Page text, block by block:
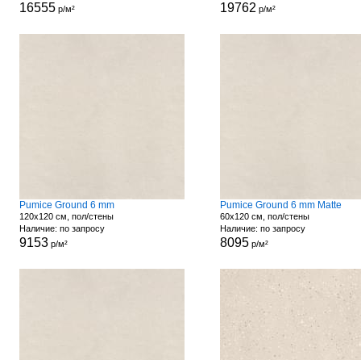
16555р/м² 19762 р/м²
Pumice Ground 6 mm
120x120 см, пол/стены
Наличие: по запросу
9153р/м²
Pumice Ground 6 mm Matte
60x120 см, пол/стены
Наличие: по запросу
8095р/м²